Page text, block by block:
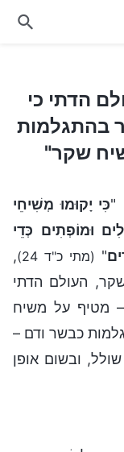
הדתי כי
בהתגלמות
שקר"
"כִּי יָקוּמוּ מְשִׁיחֵי
וּמוֹפְתִים כְּדֵי
" (מתי כ"ד 24)
,
שקר, העולם הדתי
מטיף על משיח
כבשר ודם –
ובשום אופן